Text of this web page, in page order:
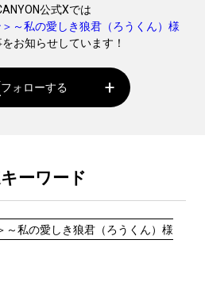
公式Xでは
～私の愛しき狼君（ろうくん）様
お知らせしています！
フォローする
ーワード
～私の愛しき狼君（ろうくん）様